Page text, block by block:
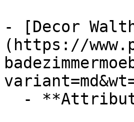
- [Decor
(https://